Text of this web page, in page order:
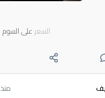
السعر على السوم
منذ 9 ساعات